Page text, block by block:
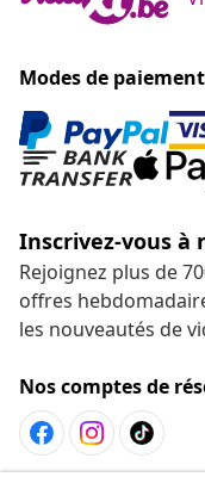
Modes de
Inscrivez-vous
Rejoignez plus de
offres
les nouveautés de
Nos comptes de